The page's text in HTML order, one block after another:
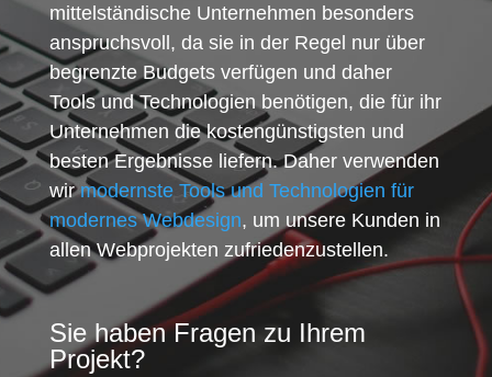
mittelständische Unternehmen besonders
anspruchsvoll, da sie in der Regel nur über
begrenzte Budgets verfügen und daher
Tools und Technologien benötigen, die für ihr
Unternehmen die kostengünstigsten und
besten Ergebnisse liefern. Daher verwenden
wirmodernste Tools und Technologien für
modernes Webdesign, um unsere Kunden in
allen Webprojekten zufriedenzustellen.
Sie haben Fragen zu Ihrem
Projekt?